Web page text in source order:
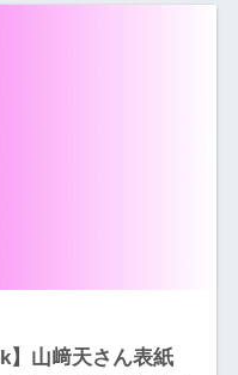
】山﨑天さん表紙